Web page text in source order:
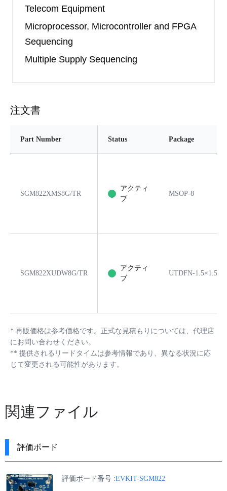
Telecom Equipment
Microprocessor, Microcontroller and FPGA
Sequencing
Multiple Supply Sequencing
注文書
Part Number Status Package
SGM822XMS8G/TR
アクティ
ブ
MSOP-8
SGM822XUDW8G/TR
アクティ
ブ
UTDFN-1.5×1.5-
* 再販価格は参考価格です。正式な見積もりについては、代理店
にお問い合わせください。
** 提供されるリードタイムは参考情報であり、異なる状況に応
じて変更される可能性があります。
関連ファイル
評価ボード
評価ボード番号 :EVKIT-SGM822